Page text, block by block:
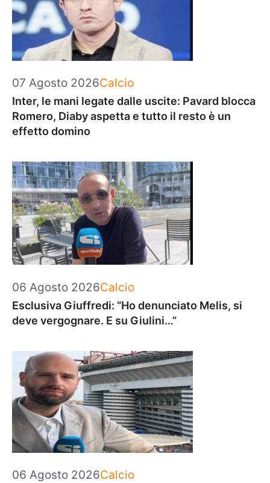
07 Agosto 2026Categorie
Calcio
Inter, le mani legate dalle uscite: Pavard blocca
Romero, Diaby aspetta e tutto il resto è un
effetto domino
06 Agosto 2026Categorie
Calcio
Esclusiva Giuffredi: “Ho denunciato Melis, si
deve vergognare. E su Giulini…”
06 Agosto 2026Categorie
Calcio